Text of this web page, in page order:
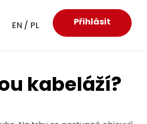
EN / PL Přihlásit
kabeláží?